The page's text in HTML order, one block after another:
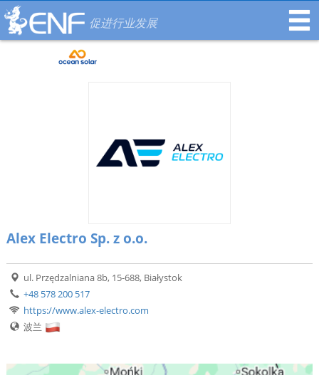
促进行业发展
Alex Electro Sp. z o.o.
ul. Przędzalniana 8b, 15-688, Białystok
+48 578 200 517
https://www.alex-electro.com
波兰